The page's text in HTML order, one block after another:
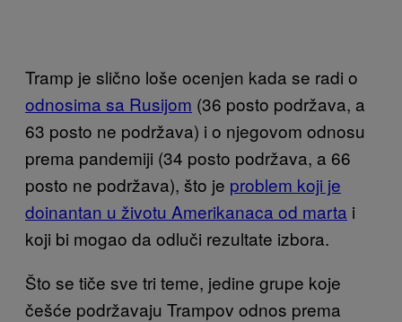
Tramp je slično loše ocenjen kada se radi o
odnosima sa Rusijom (36 posto podržava, a
63 posto ne podržava) i o njegovom odnosu
prema pandemiji (34 posto podržava, a 66
posto ne podržava), što je problem koji je
doinantan u životu Amerikanaca od marta i
koji bi mogao da odluči rezultate izbora.
Što se tiče sve tri teme, jedine grupe koje
češće podržavaju Trampov odnos prema